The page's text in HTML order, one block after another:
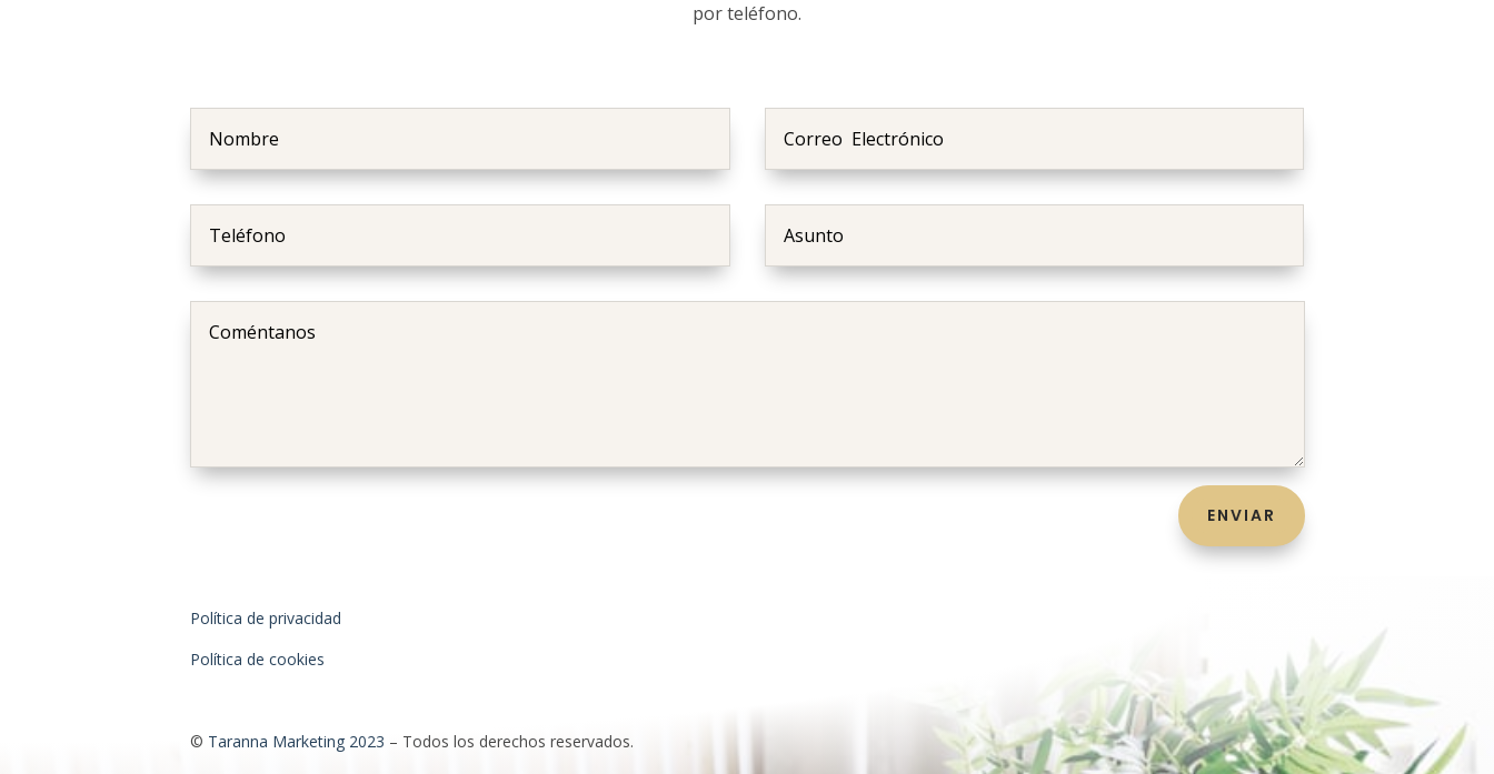
por teléfono.
ENVIAR
Política de privacidad
Política de cookies
© Taranna Marketing 2023 – Todos los derechos reservados.